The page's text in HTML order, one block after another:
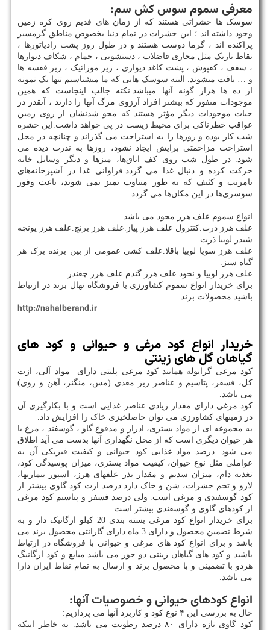
معرفی سموم سوس کش سم:
سوسک ها حشراتی هستند که از زمان های قدیم روی کره زمین
وجود داشته اند ؛ این حشرات در تمام دنیا بخصوص مناطق گرمسیر
پراکنده اند ، گرما دوست هستند و در طول روز پشت رادیاتورها ،
نقاط تاریک مثل مجاری فاضلاب ، دستشویی ، حمام ، شکاف دیوارها
، سقف ، کفپوش ، پشت کاغذ دیواری ، زیر موزائیک ، زیر قفسه ها
و … یافت میشوند. البته سوسک هایی که ما میشناسیم تنها یک نمونه
از ده ها هزار گونه آنها میباشد.نکته جالب اینجاست که همین
موجودات منفور که بیشتر افراد آرزوی مرگ آنها را دارند ، آنقدر در
حیات موجودات دیگر مؤثر هستند که محو شدنشان از روی زمین
عواقب خطرناکی برای محیط زیست در پی خواهد داشت.این حشره
شب کار بوده و روزها را به استراحت می ‌گذراند و چنانچه در محل
استراحت مزاحمتی برایش ایجاد نشود، روزها به ندرت دیده می
‌شود. در طول شب روی کف اتاق‌ها، میزها و دیگر وسایل خانه
حرکت کرده و دنبال غذا می ‌گردد.فراوانی غذا در آشپزخانه‌های
نامرتب و کثیف که به طور متناوب تمیز نمی ‌شوند، باعث وفور
سوسری‌ها در این مکان‌ها می‌ گردد
انواع سموم علف هرز مجود می باشد.
علف هرز ذرت.کنترول علف هرز پیاز.علف هرز برنچ.علف هرز یونچه
شبدر لوبیا ذرت.
علف هرز سویا لوبیا باقلا.علف کشی عمومی از بین برنده برک هر
گیاه سبز.
علف هرز لوبیا و نخود.علف هرز گندم.علف هرز چغندر.
برای خریدار انواع سموم کشاورزی با فروشگاه نهال برند در ارتباط
باشید محصولات برند
http://nahalberand.ir
خریدار انواع کود مرغی و حیوانی و کود های
گیاهان گل های زینتی
کود مرغی گرانوله همانند کود مرغی پلیتی دارای مواد آلی، ازت
کل، فسفر، پتاسیم و عناصر ریز مغذی (مس، منگنز، آهن و روی)
می باشد.
کود مرغی دارای مقدار زیادی عناصر غذایی است و با بکارگیری آن
در زمینهای کشاورزی می توان حاصلخیزی خاک را افزایش داد.
به مجموعه ای از مواد بستری، ادرار و مدفوع گاو ، گوسفند ، مرغ یا
هر حیوان دیگری است که از محل نگهداری آنها بدست می آید اطلاق
می شود. درصد مواد غذایی کود حیوانی و کیفیت فیزیکی آن به
عواملی مثل نوع حیوان، کیفیت مواد بستری، میزان پوسیدگی کود،
تغذیه دام، میزان سدیم و مقدار بذر علفهای هرز، اسپور بیماریها،
لارو و تخم حشرات، شن و خاک دارد.درصد ازت کود گاوی بیشتر از
کود گوسفندی و مرغی است. ولی درصد فسفر و پتاسیم کود مرغی
از کودهای گاوی و گوسفندی بیشتر است.
برای خریدار انواع کود مرغی بسته بندی 20 کیلو ارگانیک دار و به
شرط تضمین محصول و دارای 3 ماه دارای گارانتی محصول برند می
باشد و برای انواع کود های مرغی و حیوانی با فروشگاه در ارتباط
باشید و کود های گیاهان زینتی دو جور می باشد میایع و کود ارگانیگ
هردو با تضمینی و با محصول برند و ارسال به تمام نقاط ایران دارا
می باشد.
انواع کودهای حیوانی و خصوصیات آنها:
حال به بررسی این ۴ نوع کود و کاربرد آنها می پردازیم:
کود گاوی تازه دارای ۸۰ درصد رطوبت می باشد. به خاطر اینکه